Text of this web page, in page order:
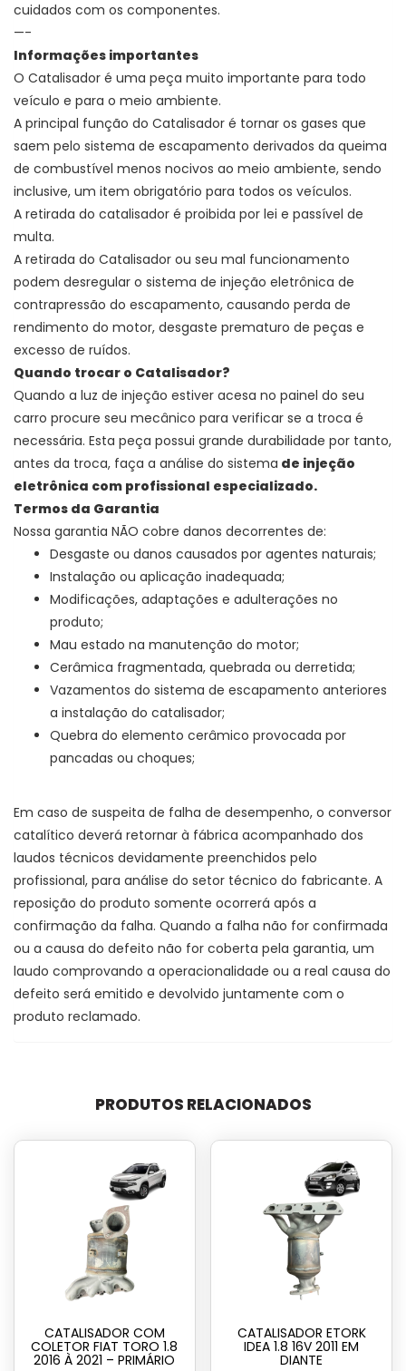
cuidados com os componentes.
—-
Informações importantes
O Catalisador é uma peça muito importante para todo
veículo e para o meio ambiente.
A principal função do Catalisador é tornar os gases que
saem pelo sistema de escapamento derivados da queima
de combustível menos nocivos ao meio ambiente, sendo
inclusive, um item obrigatório para todos os veículos.
A retirada do catalisador é proibida por lei e passível de
multa.
A retirada do Catalisador ou seu mal funcionamento
podem desregular o sistema de injeção eletrônica de
contrapressão do escapamento, causando perda de
rendimento do motor, desgaste prematuro de peças e
excesso de ruídos.
Quando trocar o Catalisador?
Quando a luz de injeção estiver acesa no painel do seu
carro procure seu mecânico para verificar se a troca é
necessária. Esta peça possui grande durabilidade por tanto,
antes da troca, faça a análise do sistema de injeção
eletrônica com profissional especializado.
Termos da Garantia
Nossa garantia NÃO cobre danos decorrentes de:
Desgaste ou danos causados por agentes naturais;
Instalação ou aplicação inadequada;
Modificações, adaptações e adulterações no
produto;
Mau estado na manutenção do motor;
Cerâmica fragmentada, quebrada ou derretida;
Vazamentos do sistema de escapamento anteriores
a instalação do catalisador;
Quebra do elemento cerâmico provocada por
pancadas ou choques;
Em caso de suspeita de falha de desempenho, o conversor
catalítico deverá retornar à fábrica acompanhado dos
laudos técnicos devidamente preenchidos pelo
profissional, para análise do setor técnico do fabricante. A
reposição do produto somente ocorrerá após a
confirmação da falha. Quando a falha não for confirmada
ou a causa do defeito não for coberta pela garantia, um
laudo comprovando a operacionalidade ou a real causa do
defeito será emitido e devolvido juntamente com o
produto reclamado.
PRODUTOS RELACIONADOS
CATALISADOR COM
COLETOR FIAT TORO 1.8
2016 À 2021 – PRIMÁRIO
CATALISADOR ETORK
IDEA 1.8 16V 2011 EM
DIANTE